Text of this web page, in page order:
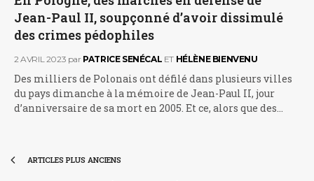
Jean-Paul II, soupçonné d’avoir dissimulé
des crimes pédophiles
2 AVRIL 2023 par PATRICE SENÉCAL ET HÉLÈNE BIENVENU
Des milliers de Polonais ont défilé dans plusieurs villes
du pays dimanche à la mémoire de Jean-Paul II, jour
d’anniversaire de sa mort en 2005. Et ce, alors que des…
ARTICLES PLUS ANCIENS